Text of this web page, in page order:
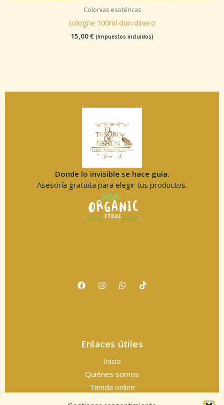
Colonias esotéricas
cologne 100ml don dinero
15,00€ (Impuestos incluidos)
Donde lo invisible se hace guía.
Asesoría gratuita para elegir tus productos.
Enlaces útiles
Inicio
Quiénes somos
Tienda online